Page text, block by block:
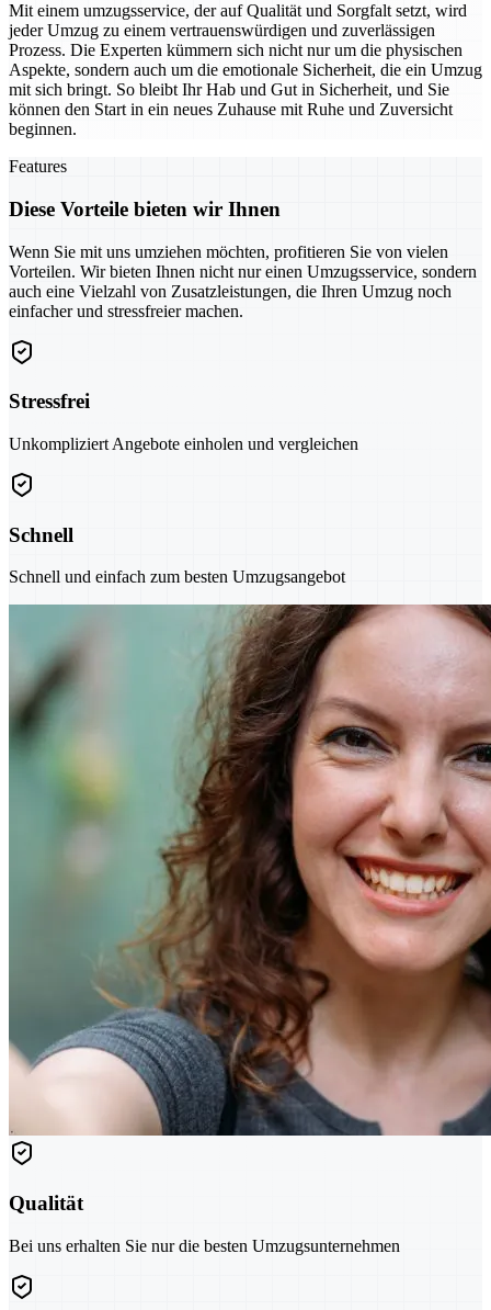
Mit einem umzugsservice, der auf Qualität und Sorgfalt setzt, wird
jeder Umzug zu einem vertrauenswürdigen und zuverlässigen
Prozess. Die Experten kümmern sich nicht nur um die physischen
Aspekte, sondern auch um die emotionale Sicherheit, die ein Umzug
mit sich bringt. So bleibt Ihr Hab und Gut in Sicherheit, und Sie
können den Start in ein neues Zuhause mit Ruhe und Zuversicht
beginnen.
Features
Diese Vorteile bieten wir Ihnen
Wenn Sie mit uns umziehen möchten, profitieren Sie von vielen
Vorteilen. Wir bieten Ihnen nicht nur einen Umzugsservice, sondern
auch eine Vielzahl von Zusatzleistungen, die Ihren Umzug noch
einfacher und stressfreier machen.
Stressfrei
Unkompliziert Angebote einholen und vergleichen
Schnell
Schnell und einfach zum besten Umzugsangebot
Qualität
Bei uns erhalten Sie nur die besten Umzugsunternehmen